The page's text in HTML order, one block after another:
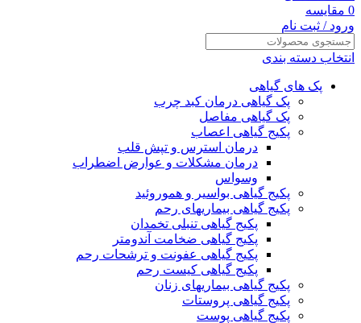
0 مقایسه
ورود / ثبت نام
انتخاب دسته بندی
پک های گیاهی
پک گیاهی درمان کبد چرب
پک گیاهی مفاصل
پکیج گیاهی اعصاب
درمان استرس و تپش قلب
درمان مشکلات و عوارض اضطراب
وسواس
پکیج گیاهی بواسیر و هموروئید
پکیج گیاهی بیماریهای رحم
پکیج گیاهی تنبلی تخمدان
پکیج گیاهی ضخامت آندومتر
پکیج گیاهی عفونت و ترشحات رحم
پکیج گیاهی کیست رحم
پکیج گیاهی بیماریهای زنان
پکیج گیاهی پروستات
پکیج گیاهی پوست